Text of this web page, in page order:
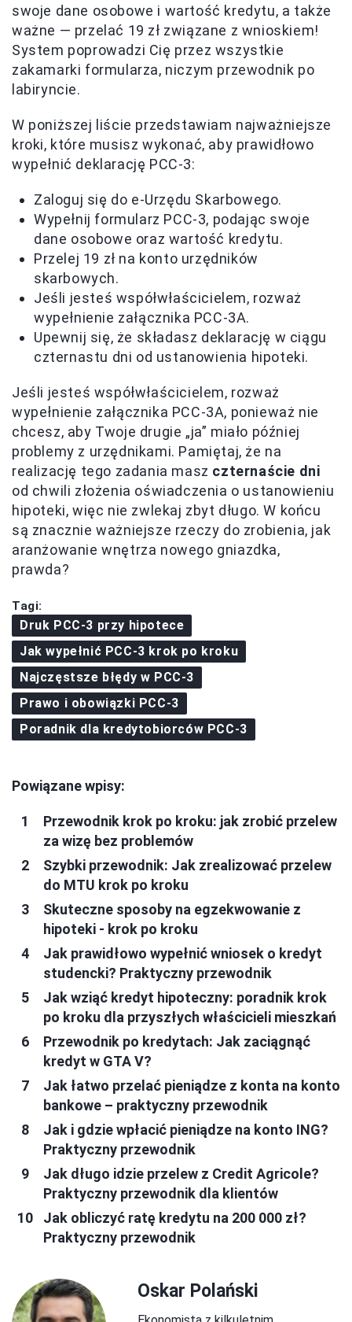
swoje dane osobowe i wartość kredytu, a także
ważne — przelać 19 zł związane z wnioskiem!
System poprowadzi Cię przez wszystkie
zakamarki formularza, niczym przewodnik po
labiryncie.
W poniższej liście przedstawiam najważniejsze
kroki, które musisz wykonać, aby prawidłowo
wypełnić deklarację PCC-3:
Zaloguj się do e-Urzędu Skarbowego.
Wypełnij formularz PCC-3, podając swoje
dane osobowe oraz wartość kredytu.
Przelej 19 zł na konto urzędników
skarbowych.
Jeśli jesteś współwłaścicielem, rozważ
wypełnienie załącznika PCC-3A.
Upewnij się, że składasz deklarację w ciągu
czternastu dni od ustanowienia hipoteki.
Jeśli jesteś współwłaścicielem, rozważ
wypełnienie załącznika PCC-3A, ponieważ nie
chcesz, aby Twoje drugie „ja” miało później
problemy z urzędnikami. Pamiętaj, że na
realizację tego zadania masz czternaście dni
od chwili złożenia oświadczenia o ustanowieniu
hipoteki, więc nie zwlekaj zbyt długo. W końcu
są znacznie ważniejsze rzeczy do zrobienia, jak
aranżowanie wnętrza nowego gniazdka,
prawda?
Tagi:
Druk PCC-3 przy hipotece
Jak wypełnić PCC-3 krok po kroku
Najczęstsze błędy w PCC-3
Prawo i obowiązki PCC-3
Poradnik dla kredytobiorców PCC-3
Powiązane wpisy:
Przewodnik krok po kroku: jak zrobić przelew
za wizę bez problemów
Szybki przewodnik: Jak zrealizować przelew
do MTU krok po kroku
Skuteczne sposoby na egzekwowanie z
hipoteki - krok po kroku
Jak prawidłowo wypełnić wniosek o kredyt
studencki? Praktyczny przewodnik
Jak wziąć kredyt hipoteczny: poradnik krok
po kroku dla przyszłych właścicieli mieszkań
Przewodnik po kredytach: Jak zaciągnąć
kredyt w GTA V?
Jak łatwo przelać pieniądze z konta na konto
bankowe – praktyczny przewodnik
Jak i gdzie wpłacić pieniądze na konto ING?
Praktyczny przewodnik
Jak długo idzie przelew z Credit Agricole?
Praktyczny przewodnik dla klientów
Jak obliczyć ratę kredytu na 200 000 zł?
Praktyczny przewodnik
Oskar Polański